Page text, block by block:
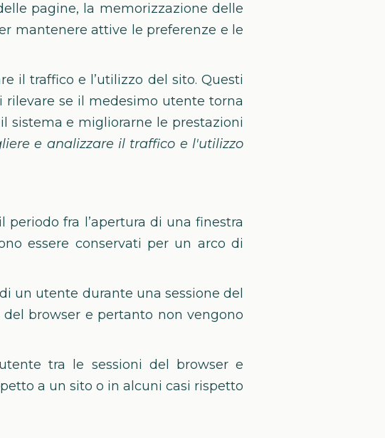
pagine, la memorizzazione delle
mantenere attive le preferenze e le
il traffico e l’utilizzo del sito. Questi
rilevare se il medesimo utente torna
sistema e migliorarne le prestazioni
e analizzare il traffico e l'utilizzo
fra l’apertura di una finestra
essere conservati per un arco di
un utente durante una sessione del
browser e pertanto non vengono
tra le sessioni del browser e
a un sito o in alcuni casi rispetto